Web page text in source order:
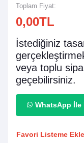
Toplam Fiyat:
0,00TL
İstediğiniz
veya toplu
geçebilirsiniz.
WhatsApp İle
Favori Listeme Ekle